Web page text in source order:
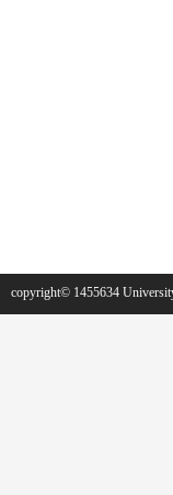
copyright© 1455634